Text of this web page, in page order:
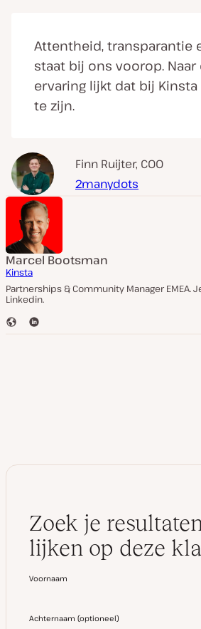
Attentheid, transparantie
staat bij ons voorop. Naar
ervaring lijkt dat bij
te zijn.
Finn Ruijter, COO
2manydots
Marcel Bootsman
Kinsta
Partnerships & Community Manager EMEA.
Linkedin.
W
L
Zoek je
lijken op deze
Voornaam
Achternaam (optioneel)